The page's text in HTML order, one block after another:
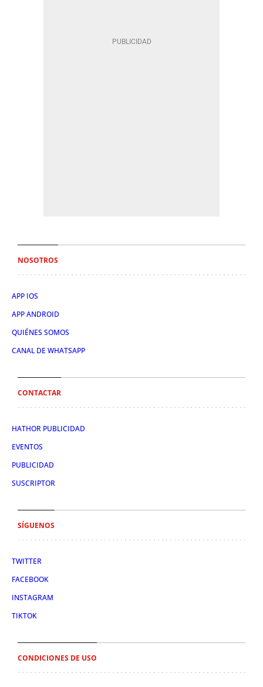
NOSOTROS
APP IOS
APP ANDROID
QUIÉNES SOMOS
CANAL DE WHATSAPP
CONTACTAR
HATHOR PUBLICIDAD
EVENTOS
PUBLICIDAD
SUSCRIPTOR
SÍGUENOS
TWITTER
FACEBOOK
INSTAGRAM
TIKTOK
CONDICIONES DE USO